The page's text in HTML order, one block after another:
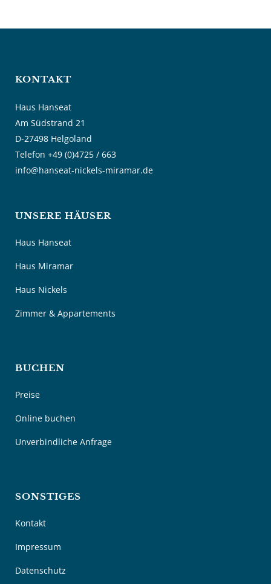
KONTAKT
Haus Hanseat
Am Südstrand 21
D-27498 Helgoland
Telefon +49 (0)4725 / 663
info@hanseat-nickels-miramar.de
UNSERE HÄUSER
Haus Hanseat
Haus Miramar
Haus Nickels
Zimmer & Appartements
BUCHEN
Preise
Online buchen
Unverbindliche Anfrage
SONSTIGES
Kontakt
Impressum
Datenschutz